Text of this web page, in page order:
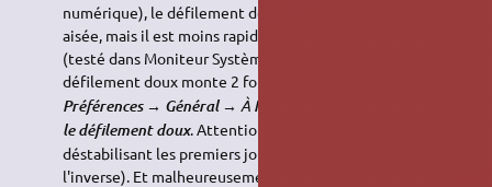
numérique), le défilement doux rend la visualisation plus
aisée, mais il est moins rapide, et charge plus le CPU
(testé dans Moniteur Système: scroller 20 fois avec le
défilement doux monte 2 fois plus le CPU).
Préférences→ Général→ À Navigation
le défilement doux. Attention, ceci peut être un peu
déstabilisant les premiers jours (mais ça devient vite
l'inverse). Et malheureusement, dans de rares cas, la perte